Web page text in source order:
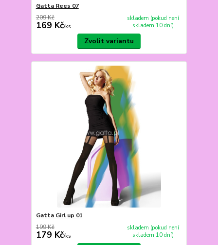
Gatta Rees 07
209 Kč
169 Kč/ks
skladem (pokud není
skladem 10 dní)
Zvolit variantu
Gatta Girl up 01
199 Kč
179 Kč/ks
skladem (pokud není
skladem 10 dní)